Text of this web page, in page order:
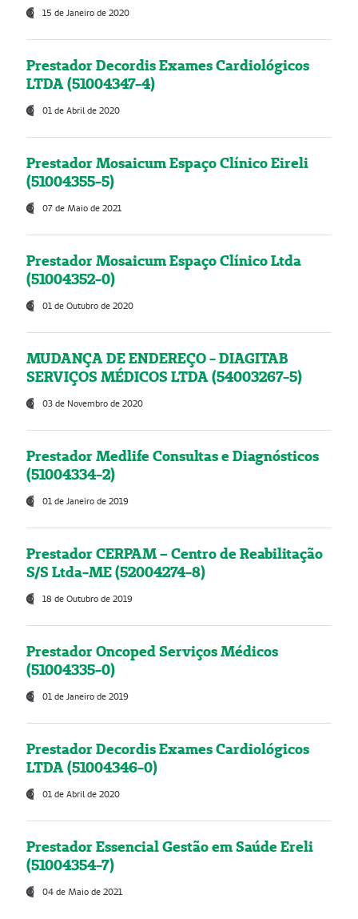
15 de Janeiro de 2020
Prestador Decordis Exames Cardiológicos
LTDA (51004347-4)
01 de Abril de 2020
Prestador Mosaicum Espaço Clínico Eireli
(51004355-5)
07 de Maio de 2021
Prestador Mosaicum Espaço Clínico Ltda
(51004352-0)
01 de Outubro de 2020
MUDANÇA DE ENDEREÇO - DIAGITAB
SERVIÇOS MÉDICOS LTDA (54003267-5)
03 de Novembro de 2020
Prestador Medlife Consultas e Diagnósticos
(51004334-2)
01 de Janeiro de 2019
Prestador CERPAM – Centro de Reabilitação
S/S Ltda-ME (52004274-8)
18 de Outubro de 2019
Prestador Oncoped Serviços Médicos
(51004335-0)
01 de Janeiro de 2019
Prestador Decordis Exames Cardiológicos
LTDA (51004346-0)
01 de Abril de 2020
Prestador Essencial Gestão em Saúde Ereli
(51004354-7)
04 de Maio de 2021